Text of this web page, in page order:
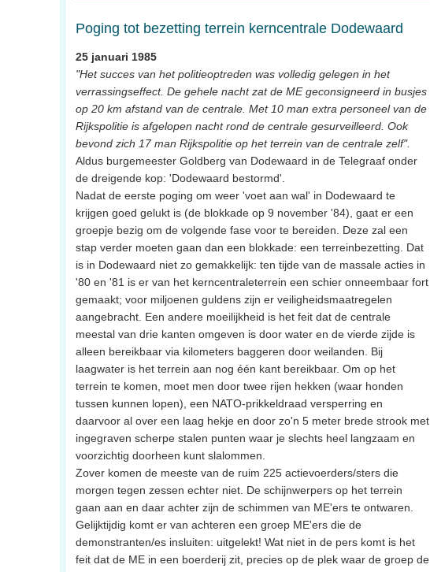
Poging tot bezetting terrein kerncentrale Dodewaard
25 januari 1985
"Het succes van het politieoptreden was volledig gelegen in het
verrassingseffect. De gehele nacht zat de ME geconsigneerd in busjes
op 20 km afstand van de centrale. Met 10 man extra personeel van de
Rijkspolitie is afgelopen nacht rond de centrale gesurveilleerd. Ook
bevond zich 17 man Rijkspolitie op het terrein van de centrale zelf".
Aldus burgemeester Goldberg van Dodewaard in de Telegraaf onder
de dreigende kop: 'Dodewaard bestormd'.
Nadat de eerste poging om weer 'voet aan wal' in Dodewaard te
krijgen goed gelukt is (de blokkade op 9 november '84), gaat er een
groepje bezig om de volgende fase voor te bereiden. Deze zal een
stap verder moeten gaan dan een blokkade: een terreinbezetting. Dat
is in Dodewaard niet zo gemakkelijk: ten tijde van de massale acties in
'80 en '81 is er van het kerncentraleterrein een schier onneembaar fort
gemaakt; voor miljoenen guldens zijn er veiligheidsmaatregelen
aangebracht. Een andere moeilijkheid is het feit dat de centrale
meestal van drie kanten omgeven is door water en de vierde zijde is
alleen bereikbaar via kilometers baggeren door weilanden. Bij
laagwater is het terrein aan nog één kant bereikbaar. Om op het
terrein te komen, moet men door twee rijen hekken (waar honden
tussen kunnen lopen), een NATO-prikkeldraad versperring en
daarvoor al over een laag hekje en door zo'n 5 meter brede strook met
ingegraven scherpe stalen punten waar je slechts heel langzaam en
voorzichtig doorheen kunt slalommen.
Zover komen de meeste van de ruim 225 actievoerders/sters die
morgen tegen zessen echter niet. De schijnwerpers op het terrein
gaan aan en daar achter zijn de schimmen van ME'ers te ontwaren.
Gelijktijdig komt er van achteren een groep ME'ers die de
demonstranten/es insluiten: uitgelekt! Wat niet in de pers komt is het
feit dat de ME in een boerderij zit, precies op de plek waar de groep de